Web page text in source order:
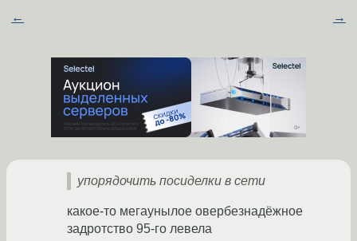
← →
упорядочить посиделки в сети
какое-то мегаунылое овербезнадёжное
задротство 95-го левела